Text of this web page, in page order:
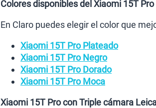
Colores disponibles del Xiaomi 15T Pro
En Claro puedes elegir el color que
Xiaomi 15T Pro Plateado
Xiaomi 15T Pro Negro
Xiaomi 15T Pro Dorado
Xiaomi 15T Pro Moca
Xiaomi 15T Pro con Triple cámara